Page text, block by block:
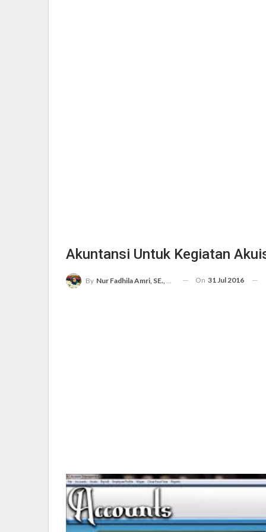
Akuntansi Untuk Kegiatan
By Nur Fadhila Amri, SE., Ak., M.Si On 31 Jul 2016